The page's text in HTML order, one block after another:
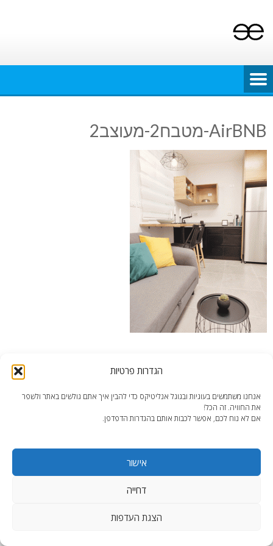
הגדרות פרטיות
אנחנו משתמשים בעוגיות ובגוגל אנליטיקס כדי להבין איך אתם גולשים באתר ולשפר
את החוויה. זה הכל!
אם לא נוח לכם, אפשר לכבות אותם בהגדרות הדפדפן.
אישור
דחייה
הצגת העדפות
content
AirBNB-מטבח2-מעוצב2
WordPress Theme:AccessPress Lite